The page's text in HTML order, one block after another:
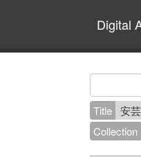
Digital
Title 安
Collection